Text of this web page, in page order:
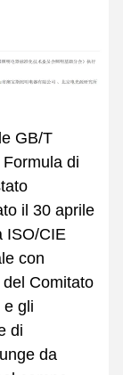
GB/T
di
il 30 aprile
ISO/CIE
con
Comitato
e gli
di
da